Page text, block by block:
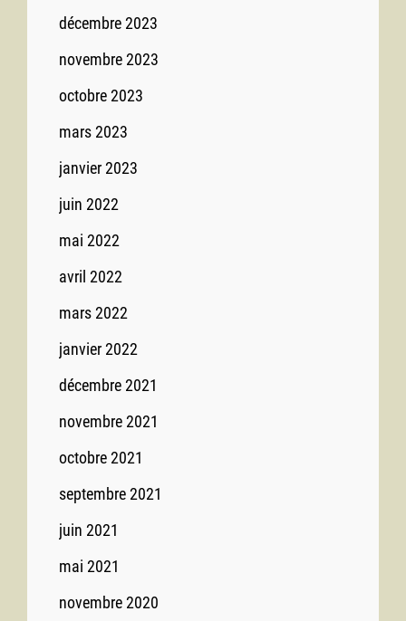
décembre 2023
novembre 2023
octobre 2023
mars 2023
janvier 2023
juin 2022
mai 2022
avril 2022
mars 2022
janvier 2022
décembre 2021
novembre 2021
octobre 2021
septembre 2021
juin 2021
mai 2021
novembre 2020